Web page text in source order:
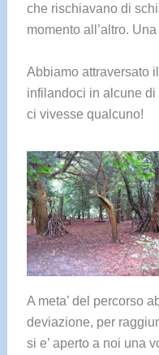
che rischiavano di
momento all’altro.
Abbiamo attraversato
infilandoci in alcune di
ci vivesse qualcuno!
A meta’ del percorso
deviazione, per
si e’ aperto a noi una